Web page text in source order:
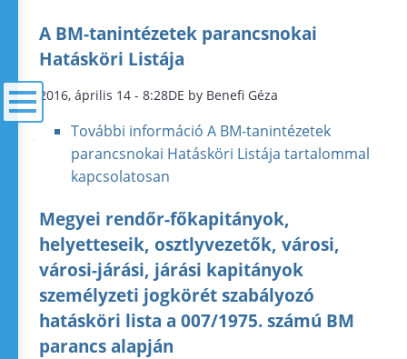
A BM-tanintézetek parancsnokai
Hatásköri Listája
2016, április 14 - 8:28DE by Benefi Géza
További információ A BM-tanintézetek
parancsnokai Hatásköri Listája tartalommal
kapcsolatosan
Megyei rendőr-főkapitányok,
helyetteseik, osztlyvezetők, városi,
városi-járási, járási kapitányok
személyzeti jogkörét szabályozó
hatásköri lista a 007/1975. számú BM
parancs alapján